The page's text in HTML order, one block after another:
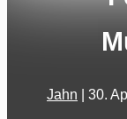
Jahn 30.